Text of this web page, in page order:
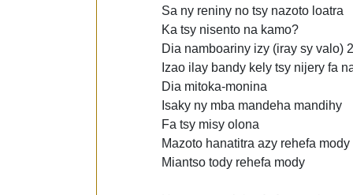
Sa ny reniny no tsy nazoto loatra
Ka tsy nisento na kamo?
Dia namboariny izy (iray sy valo) 2
Izao ilay bandy kely tsy nijery fa
Dia mitoka-monina
Isaky ny mba mandeha mandihy
Fa tsy misy olona
Mazoto hanatitra azy rehefa mody
Miantso tody rehefa mody